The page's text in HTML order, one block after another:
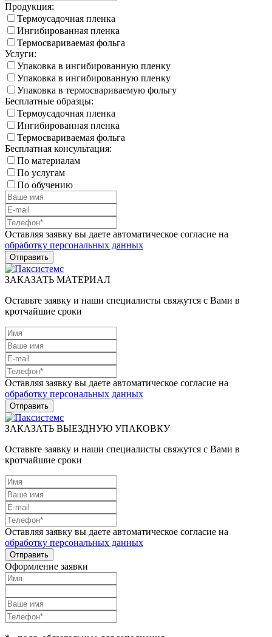
Продукция:
Термоусадочная пленка
Ингибированная пленка
Термосвариваемая фольга
Услуги:
Упаковка в ингибированную пленку
Упаковка в ингибированную пленку
Упаковка в термосвариваемую фольгу
Бесплатные образцы:
Термоусадочная пленка
Ингибированная пленка
Термосвариваемая фольга
Бесплатная консультация:
По материалам
По услугам
По обучению
Оставляя заявку вы даете автоматическое согласие на
обработку персональных данных
ЗАКАЗАТЬ МАТЕРИАЛ
Оставьте заявку и наши специалисты свяжутся с Вами в
кротчайшие сроки
Оставляя заявку вы даете автоматическое согласие на
обработку персональных данных
ЗАКАЗАТЬ ВЫЕЗДНУЮ УПАКОВКУ
Оставьте заявку и наши специалисты свяжутся с Вами в
кротчайшие сроки
Оставляя заявку вы даете автоматическое согласие на
обработку персональных данных
Оформление заявки